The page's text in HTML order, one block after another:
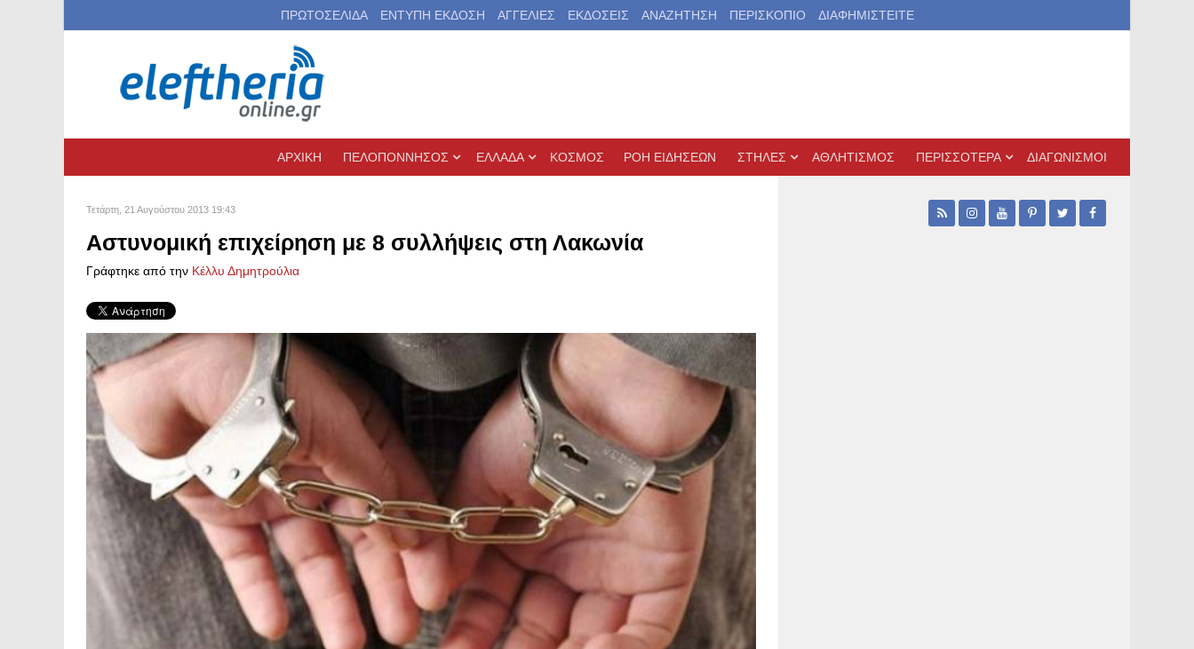
ΠΡΩΤΟΣΕΛΙΔΑ ΕΝΤΥΠΗ ΕΚΔΟΣΗ ΑΓΓΕΛΙΕΣ ΕΚΔΟΣΕΙΣ ΑΝΑΖΗΤΗΣΗ ΠΕΡΙΣΚΟΠΙΟ ΔΙΑΦΗΜΙΣΤΕΙΤΕ
ΑΡΧΙΚΗ ΠΕΛΟΠΟΝΝΗΣΟΣ ΕΛΛΑΔΑ ΚΟΣΜΟΣ ΡΟΗ ΕΙΔΗΣΕΩΝ ΣΤΗΛΕΣ ΑΘΛΗΤΙΣΜΟΣ ΠΕΡΙΣΣΟΤΕΡΑ ΔΙΑΓΩΝΙΣΜΟΙ
Τετάρτη, 21 Αυγούστου 2013 19:43
Αστυνομική επιχείρηση με 8 συλλήψεις στη Λακωνία
Γράφτηκε από την Κέλλυ Δημητρούλια